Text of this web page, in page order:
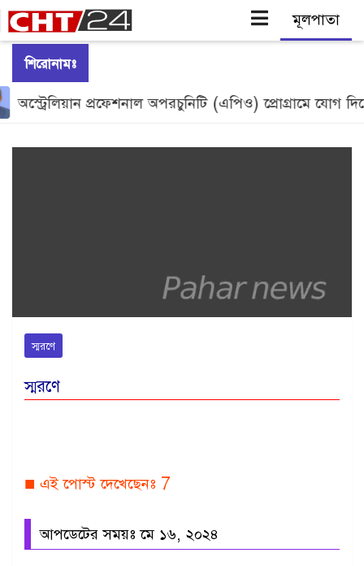
Skip
to
content
শিরোনামঃ
প্রফেশনাল অপরচুনিটি (এপিও) প্রোগ্রামে যোগ দিতে
স্মরণে
স্মরণে
■ এই পোস্ট দেখেছেনঃ 7
আপডেটের সময়ঃ মে ১৬, ২০২৪